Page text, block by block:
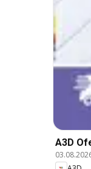
A3D